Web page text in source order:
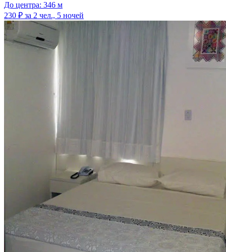
До центра: 346 м
230 ₽ за 2 чел., 5 ночей